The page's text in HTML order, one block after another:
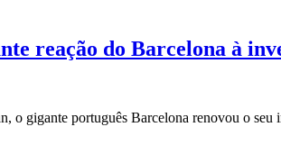
reação do Barcelona à
o gigante português Barcelona renovou o seu